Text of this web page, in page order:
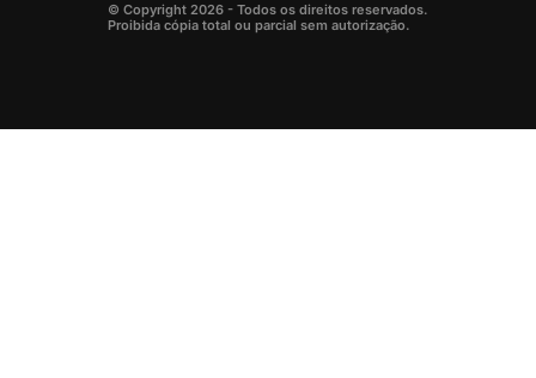
© Copyright 2026 - Todos os direitos reservados.
Proibida cópia total ou parcial sem autorização.